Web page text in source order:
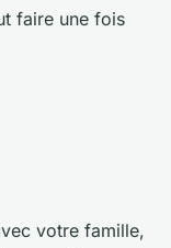
faire une fois
votre famille,